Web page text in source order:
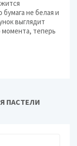
не белая и
выглядит
момента, теперь
ПАСТЕЛИ